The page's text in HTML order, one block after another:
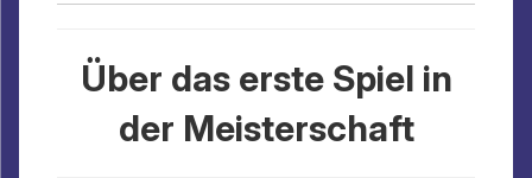
Über das erste Spiel in
der Meisterschaft